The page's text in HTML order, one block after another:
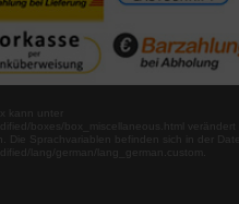
kann unter
boxes/box_miscellaneous.html verändert
Die Sprachvariablen befinden sich in der Datei